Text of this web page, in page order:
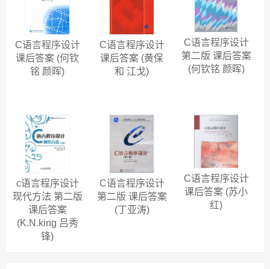
科技学院、金陵科技学院、华中科技大学、北京化工大学、贵州大学、
西南大学、宁波大学 等。
将抽象的程序设计理念贯穿于项目中，对支撑平台课程的项目化建设进
行了探索。c语言程序设计答案也包含很多上机练习，对于计算机专业的
学生来说，多编程，多实践非常重要。c语言也是学习其他编程语言的基
础，可以说精通了c语言，学习其他任何编程语言上手都非常容易了。
C语言程序设计
课后答案 (何钦
铭 颜晖)
C语言程序设计
课后答案 (黄保
和 江戈)
C语言程序设计
第二版 课后答案
(何钦铭 颜晖)
c语言程序设计
现代方法 第二版
课后答案
(K.N.king 吕秀
锋)
C语言程序设计
第二版 课后答案
(丁亚涛)
C语言程序设计
课后答案 (苏小
红)